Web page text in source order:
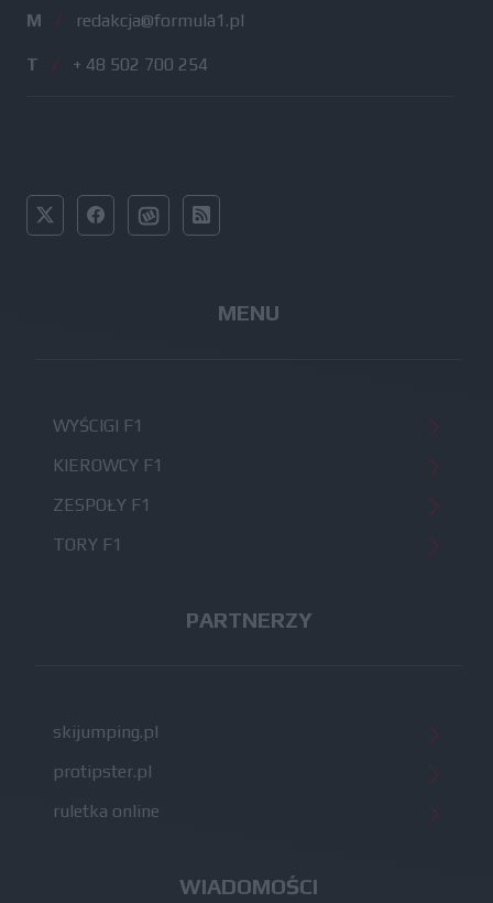
M / redakcja@formula1.pl
T / + 48 502 700 254
MENU
WYŚCIGI F1
KIEROWCY F1
ZESPOŁY F1
TORY F1
PARTNERZY
skijumping.pl
protipster.pl
ruletka online
WIADOMOŚCI